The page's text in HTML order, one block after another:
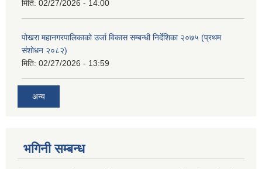
मिति: 02/27/2026 - 14:00
पोखरा महानगरपालिकाको उर्जा विकास सम्बन्धी निर्देशिका २०७५ (प्रथम
संशोधन २०८२)
मिति: 02/27/2026 - 13:59
अन्य
भगिनी सम्बन्ध